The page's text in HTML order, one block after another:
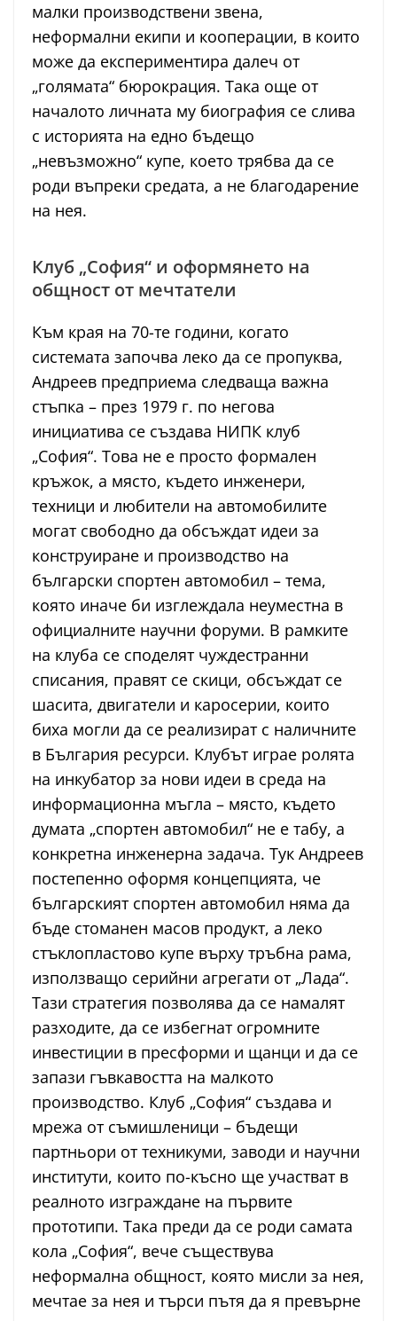
малки производствени звена,
неформални екипи и кооперации, в които
може да експериментира далеч от
„голямата“ бюрокрация. Така още от
началото личната му биография се слива
с историята на едно бъдещо
„невъзможно“ купе, което трябва да се
роди въпреки средата, а не благодарение
на нея.
Клуб „София“ и оформянето на
общност от мечтатели
Към края на 70-те години, когато
системата започва леко да се пропуква,
Андреев предприема следваща важна
стъпка – през 1979 г. по негова
инициатива се създава НИПК клуб
„София“. Това не е просто формален
кръжок, а място, където инженери,
техници и любители на автомобилите
могат свободно да обсъждат идеи за
конструиране и производство на
български спортен автомобил – тема,
която иначе би изглеждала неуместна в
официалните научни форуми. В рамките
на клуба се споделят чуждестранни
списания, правят се скици, обсъждат се
шасита, двигатели и каросерии, които
биха могли да се реализират с наличните
в България ресурси. Клубът играе ролята
на инкубатор за нови идеи в среда на
информационна мъгла – място, където
думата „спортен автомобил“ не е табу, а
конкретна инженерна задача. Тук Андреев
постепенно оформя концепцията, че
българският спортен автомобил няма да
бъде стоманен масов продукт, а леко
стъклопластово купе върху тръбна рама,
използващо серийни агрегати от „Лада“.
Тази стратегия позволява да се намалят
разходите, да се избегнат огромните
инвестиции в пресформи и щанци и да се
запази гъвкавостта на малкото
производство. Клуб „София“ създава и
мрежа от съмишленици – бъдещи
партньори от техникуми, заводи и научни
институти, които по-късно ще участват в
реалното изграждане на първите
прототипи. Така преди да се роди самата
кола „София“, вече съществува
неформална общност, която мисли за нея,
мечтае за нея и търси пътя да я превърне